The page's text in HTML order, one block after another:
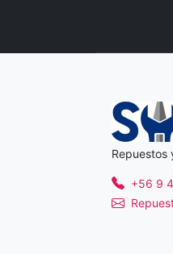
Repuestos
+56 9